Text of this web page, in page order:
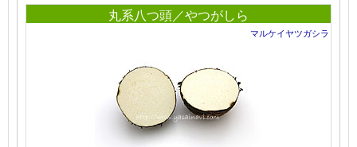
丸系八つ頭／やつがしら
マルケイヤツガシラ